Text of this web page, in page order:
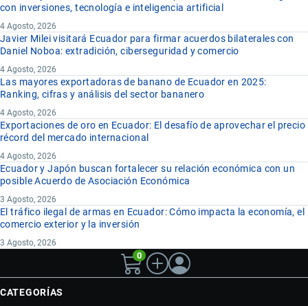
con inversiones, tecnología e inteligencia artificial
4 Agosto, 2026
Javier Milei visitará Ecuador para firmar acuerdos bilaterales con
Daniel Noboa: extradición, ciberseguridad y comercio
4 Agosto, 2026
Las mayores exportadoras de banano de Ecuador en 2025:
Ranking, cifras y análisis del sector bananero
4 Agosto, 2026
Exportaciones de oro en Ecuador: El desafío de aprovechar el precio
récord del mercado internacional
4 Agosto, 2026
Ecuador y Japón buscan fortalecer su relación económica con un
posible Acuerdo de Asociación Económica
3 Agosto, 2026
El tráfico ilegal de armas en Ecuador: Cómo impacta la economía, el
comercio exterior y la inversión
3 Agosto, 2026
0
CATEGORÍAS